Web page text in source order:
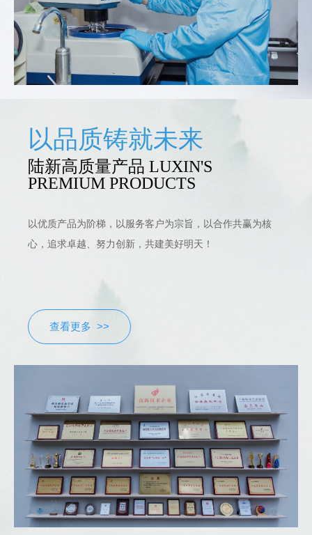
以品质铸就未来
陆新高质量产品 LUXIN'S
PREMIUM PRODUCTS
以优质产品为阶梯，以服务客户为宗旨，以合作共赢为核
心，追求卓越、努力创新，共建美好明天！
查看更多 >>